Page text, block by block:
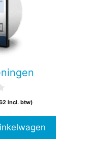
incl. btw)